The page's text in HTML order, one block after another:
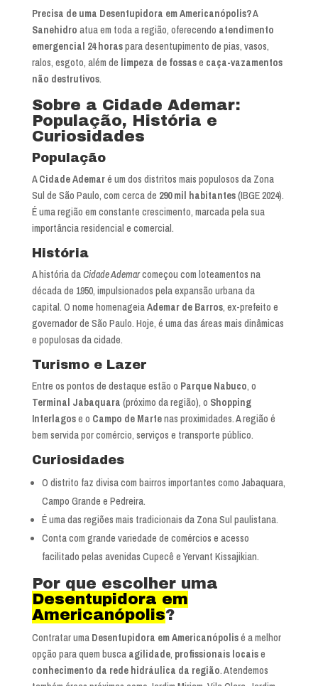
Precisa de uma Desentupidora em Americanópolis?A
Sanehidro atua em toda a região, oferecendo atendimento
emergencial 24 horaspara desentupimento de pias, vasos,
ralos, esgoto, além de limpeza de fossase caça-vazamentos
não destrutivos.
Sobre a Cidade Ademar:
População, História e
Curiosidades
População
ACidade Ademaré um dos distritos mais populosos da Zona
Sul de São Paulo, com cerca de 290 mil habitantes(IBGE 2024).
É uma região em constante crescimento, marcada pela sua
importância residencial e comercial.
História
A história daCidade Ademarcomeçou com loteamentos na
década de 1950, impulsionados pela expansão urbana da
capital. O nome homenageiaAdemar de Barros, ex-prefeito e
governador de São Paulo. Hoje, é uma das áreas mais dinâmicas
e populosas da cidade.
Turismo e Lazer
Entre os pontos de destaque estão o Parque Nabuco, o
Terminal Jabaquara (próximo da região), o Shopping
Interlagose o Campo de Martenas proximidades. A região é
bem servida por comércio, serviços e transporte público.
Curiosidades
O distrito faz divisa com bairros importantes como Jabaquara,
Campo Grande e Pedreira.
É uma das regiões mais tradicionais da Zona Sul paulistana.
Conta com grande variedade de comércios e acesso
facilitado pelas avenidas Cupecê e Yervant Kissajikian.
Por que escolher uma
Desentupidora em
Americanópolis?
Contratar uma Desentupidora em Americanópolisé a melhor
opção para quem busca agilidade, profissionais locaise
conhecimento da rede hidráulica da região. Atendemos